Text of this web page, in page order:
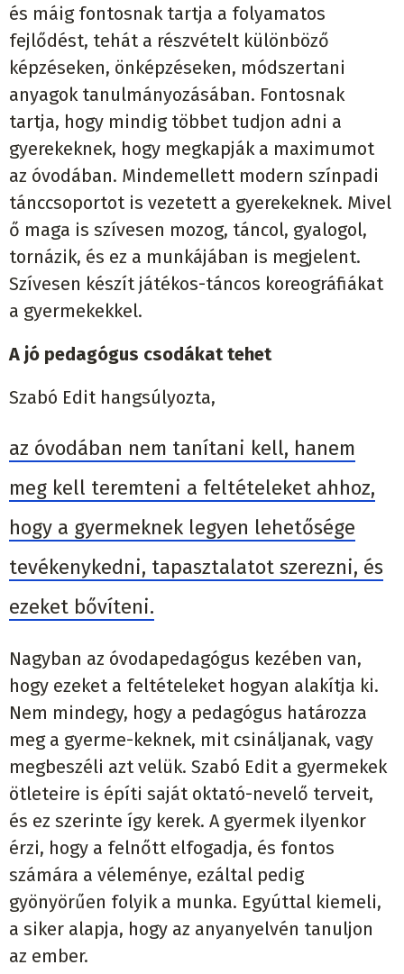
és máig fontosnak tartja a folyamatos
fejlődést, tehát a részvételt különböző
képzéseken, önképzéseken, módszertani
anyagok tanulmányozásában. Fontosnak
tartja, hogy mindig többet tudjon adni a
gyerekeknek, hogy megkapják a maximumot
az óvodában. Mindemellett modern színpadi
tánccsoportot is vezetett a gyerekeknek. Mivel
ő maga is szívesen mozog, táncol, gyalogol,
tornázik, és ez a munkájában is megjelent.
Szívesen készít játékos-táncos koreográfiákat
a gyermekekkel.
A jó pedagógus csodákat tehet
Szabó Edit hangsúlyozta,
az óvodában nem tanítani kell, hanem
meg kell teremteni a feltételeket ahhoz,
hogy a gyermeknek legyen lehetősége
tevékenykedni, tapasztalatot szerezni, és
ezeket bővíteni.
Nagyban az óvodapedagógus kezében van,
hogy ezeket a feltételeket hogyan alakítja ki.
Nem mindegy, hogy a pedagógus határozza
meg a gyerme-keknek, mit csináljanak, vagy
megbeszéli azt velük. Szabó Edit a gyermekek
ötleteire is építi saját oktató-nevelő terveit,
és ez szerinte így kerek. A gyermek ilyenkor
érzi, hogy a felnőtt elfogadja, és fontos
számára a véleménye, ezáltal pedig
gyönyörűen folyik a munka. Egyúttal kiemeli,
a siker alapja, hogy az anyanyelvén tanuljon
az ember.